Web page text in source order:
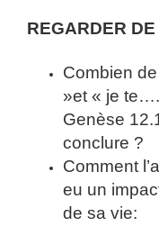
REGARDER
Combien
»et « je
Genèse
conclure ?
Comment
eu un
de sa vie: